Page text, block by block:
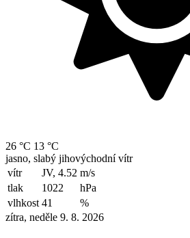
26 °C 13 °C
jasno, slabý jihovýchodní vítr
vítr
JV, 4.52 m/s
tlak
1022
hPa
vlhkost 41
%
zítra, neděle 9. 8. 2026